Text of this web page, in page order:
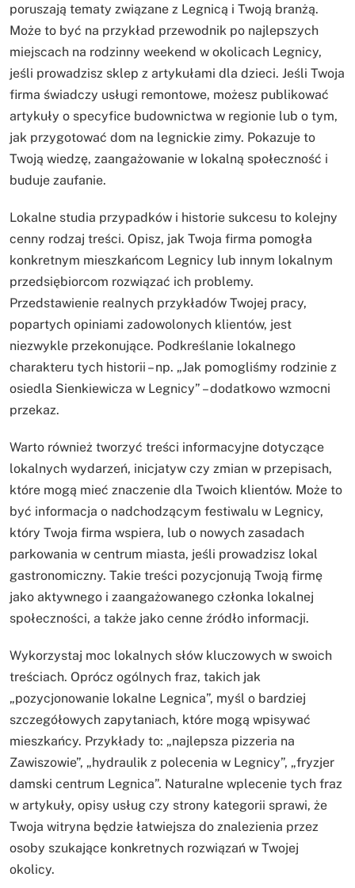
poruszają tematy związane z Legnicą i Twoją branżą.
Może to być na przykład przewodnik po najlepszych
miejscach na rodzinny weekend w okolicach Legnicy,
jeśli prowadzisz sklep z artykułami dla dzieci. Jeśli Twoja
firma świadczy usługi remontowe, możesz publikować
artykuły o specyfice budownictwa w regionie lub o tym,
jak przygotować dom na legnickie zimy. Pokazuje to
Twoją wiedzę, zaangażowanie w lokalną społeczność i
buduje zaufanie.
Lokalne studia przypadków i historie sukcesu to kolejny
cenny rodzaj treści. Opisz, jak Twoja firma pomogła
konkretnym mieszkańcom Legnicy lub innym lokalnym
przedsiębiorcom rozwiązać ich problemy.
Przedstawienie realnych przykładów Twojej pracy,
popartych opiniami zadowolonych klientów, jest
niezwykle przekonujące. Podkreślanie lokalnego
charakteru tych historii – np. „Jak pomogliśmy rodzinie z
osiedla Sienkiewicza w Legnicy” – dodatkowo wzmocni
przekaz.
Warto również tworzyć treści informacyjne dotyczące
lokalnych wydarzeń, inicjatyw czy zmian w przepisach,
które mogą mieć znaczenie dla Twoich klientów. Może to
być informacja o nadchodzącym festiwalu w Legnicy,
który Twoja firma wspiera, lub o nowych zasadach
parkowania w centrum miasta, jeśli prowadzisz lokal
gastronomiczny. Takie treści pozycjonują Twoją firmę
jako aktywnego i zaangażowanego członka lokalnej
społeczności, a także jako cenne źródło informacji.
Wykorzystaj moc lokalnych słów kluczowych w swoich
treściach. Oprócz ogólnych fraz, takich jak
„pozycjonowanie lokalne Legnica”, myśl o bardziej
szczegółowych zapytaniach, które mogą wpisywać
mieszkańcy. Przykłady to: „najlepsza pizzeria na
Zawiszowie”, „hydraulik z polecenia w Legnicy”, „fryzjer
damski centrum Legnica”. Naturalne wplecenie tych fraz
w artykuły, opisy usług czy strony kategorii sprawi, że
Twoja witryna będzie łatwiejsza do znalezienia przez
osoby szukające konkretnych rozwiązań w Twojej
okolicy.